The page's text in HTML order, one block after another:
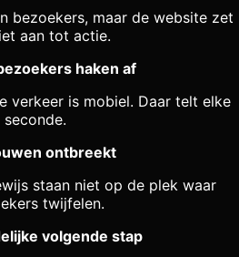
bezoekers, maar de website zet
aan tot actie.
haken af
verkeer is mobiel. Daar telt elke
seconde.
ontbreekt
staan niet op de plek waar
twijfelen.
volgende stap